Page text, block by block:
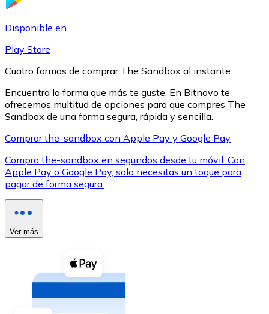
XRP
XRP
Ver todo
Compra criptomonedas con efectivo en tu tienda más
Comprar con efectivo
Disponible en
Play Store
Cuatro formas de comprar The Sandbox al instante
Encuentra la forma que más te guste. En Bitnovo te
ofrecemos multitud de opciones para que compres The
Sandbox de una forma segura, rápida y sencilla.
Comprar the-sandbox con Apple Pay y Google Pay
Compra the-sandbox en segundos desde tu móvil. Con
Apple Pay o Google Pay, solo necesitas un toque para
pagar de forma segura.
Ver más